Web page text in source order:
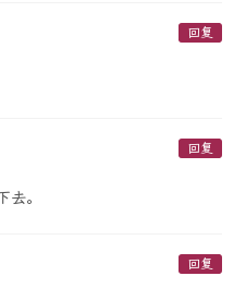
回复
回复
去。
回复